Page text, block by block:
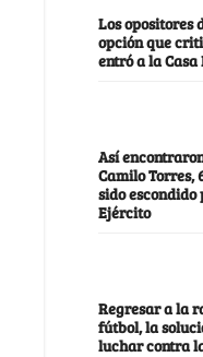
Los opositores
opción que
entró a la Casa
Así
Camilo Torres,
sido
Ejército
Regresar a la
fútbol, la
luchar contra